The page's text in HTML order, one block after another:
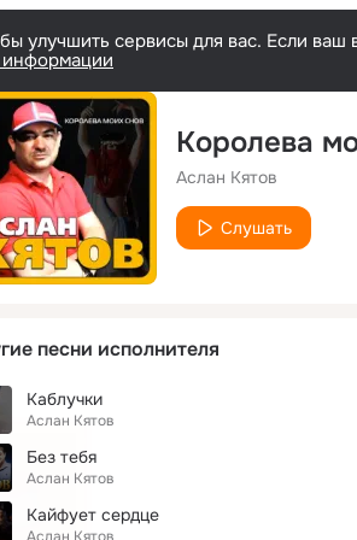
улучшить сервисы для вас. Если
Королева
Аслан Кятов
Слушать
песни исполнителя
Каблучки
Аслан Кятов
Без тебя
Аслан Кятов
Кайфует cердце